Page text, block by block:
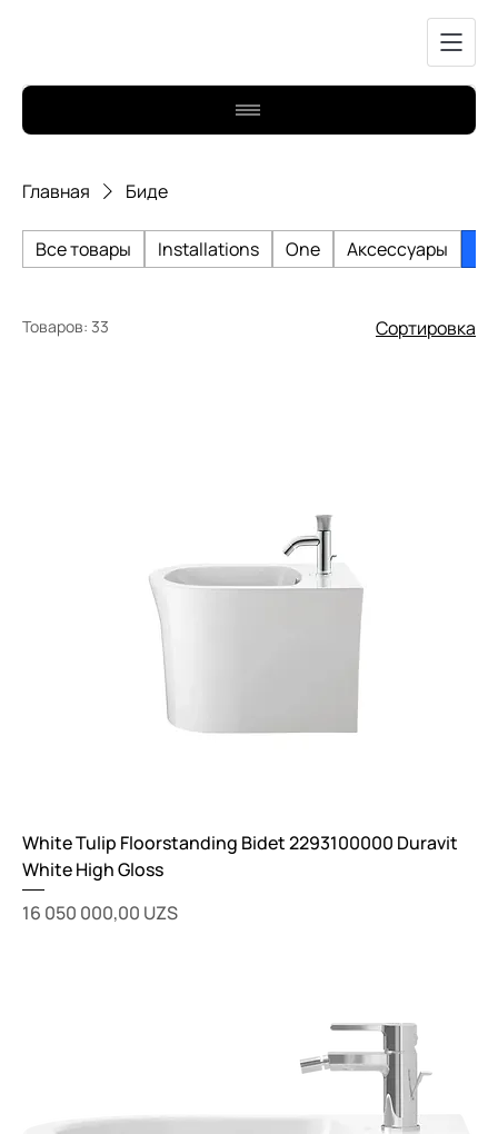
Главная Биде
Все товары Installations One Аксессуары
Товаров: 33 Сортировка
White Tulip Floorstanding Bidet 2293100000 Duravit
White High Gloss
Цена
16 050 000,00 UZS